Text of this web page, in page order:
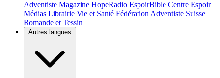
Adventiste Magazine HopeRadio EspoirBible Centre Espoir
Médias Librairie Vie et Santé Fédération Adventiste Suisse
Romande et Tessin
Autres langues